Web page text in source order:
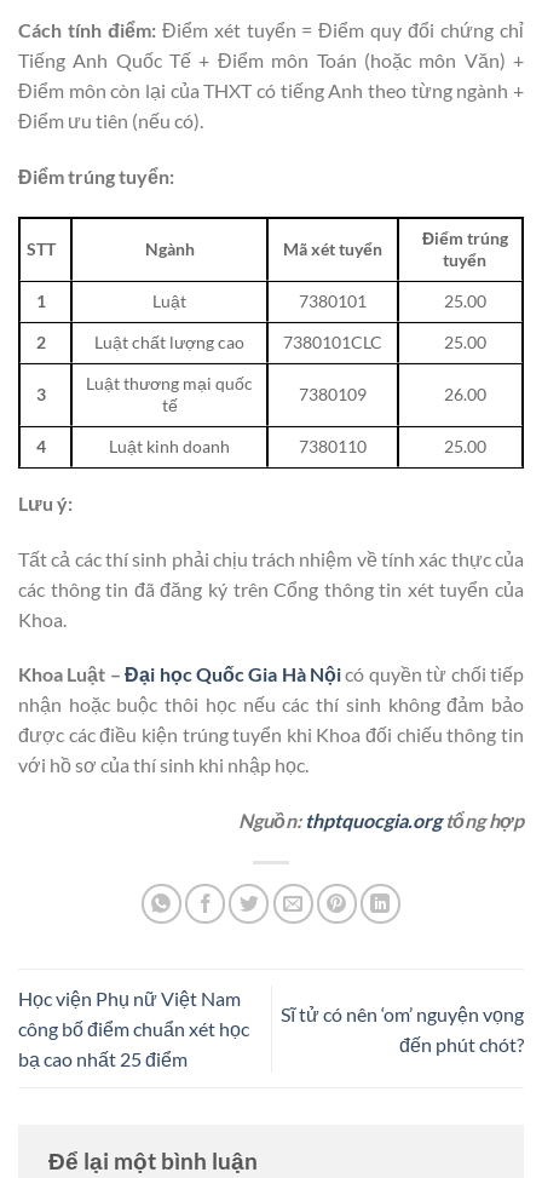
Cách tính điểm:Điểm xét tuyển = Điểm quy đổi chứng chỉ
Tiếng Anh Quốc Tế + Điểm môn Toán (hoặc môn Văn) +
Điểm môn còn lại của THXT có tiếng Anh theo từng ngành +
Điểm ưu tiên (nếu có).
Điểm trúng tuyển:
STT Ngành Mã xét tuyển
Điểm trúng
tuyển
1
Luật 7380101
25.00
2
Luật chất lượng cao 7380101CLC 25.00
3
Luật thương mại quốc
tế
7380109 26.00
4 Luật kinh doanh 7380110 25.00
Lưu ý:
Tất cả các thí sinh phải chịu trách nhiệm về tính xác thực của
các thông tin đã đăng ký trên Cổng thông tin xét tuyển của
Khoa.
Khoa Luật –Đại học Quốc Gia Hà Nộicó quyền từ chối tiếp
nhận hoặc buộc thôi học nếu các thí sinh không đảm bảo
được các điều kiện trúng tuyển khi Khoa đối chiếu thông tin
với hồ sơ của thí sinh khi nhập học.
Nguồn: thptquocgia.orgtổng hợp
Học viện Phụ nữ Việt Nam
công bố điểm chuẩn xét học
bạ cao nhất 25 điểm
Sĩ tử có nên ‘om’ nguyện vọng
đến phút chót?
Để lại một bình luận